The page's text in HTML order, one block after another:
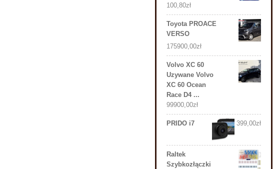
100,80zł
Toyota PROACE
VERSO
175900,00zł
Volvo XC 60
Uzywane Volvo
XC 60 Ocean
Race D4 ...
99900,00zł
PRIDO i7 399,00zł
Raltek
Szybkozłączki